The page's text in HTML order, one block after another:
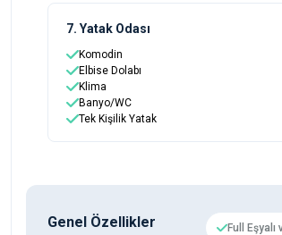
7. Yatak Odası
Komodin
Elbise Dolabı
Klima
Banyo/WC
Tek Kişilik Yatak
Genel Özellikler Full Eşyalı